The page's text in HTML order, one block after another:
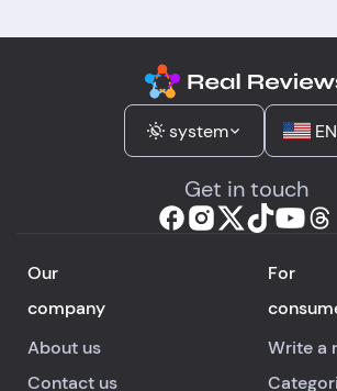
system EN
Get in touch
Our
company
About us
Contact us
For
Write a